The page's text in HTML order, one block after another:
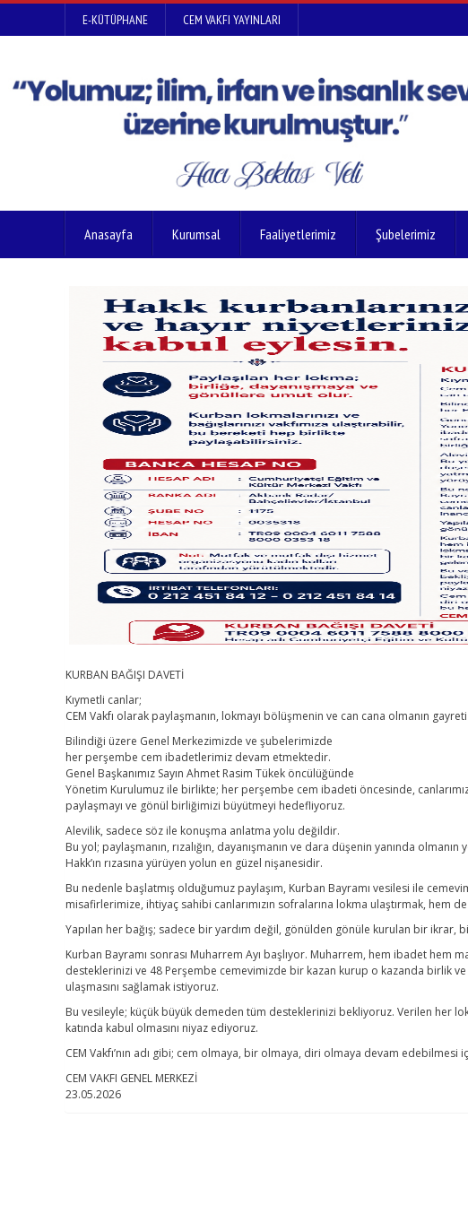
E-KÜTÜPHANE CEM VAKFI YAYINLARI
Anasayfa Kurumsal Faaliyetlerimiz Şubelerimiz
KURBAN BAĞIŞI DAVETİ
Kıymetli canlar;
CEM Vakfı olarak paylaşmanın, lokmayı bölüşmenin ve can cana olmanın
Bilindiği üzere Genel Merkezimizde ve şubelerimizde
her perşembe cem ibadetlerimiz devam etmektedir.
Genel Başkanımız Sayın Ahmet Rasim Tükek öncülüğünde
Yönetim Kurulumuz ile birlikte; her perşembe cem ibadeti öncesinde,
paylaşmayı ve gönül birliğimizi büyütmeyi hedefliyoruz.
Alevilik, sadece söz ile konuşma anlatma yolu değildir.
Bu yol; paylaşmanın, rızalığın, dayanışmanın ve dara düşenin yanında
Hakk’ın rızasına yürüyen yolun en güzel nişanesidir.
Bu nedenle başlatmış olduğumuz paylaşım, Kurban Bayramı vesilesi ile
misafirlerimize, ihtiyaç sahibi canlarımızın sofralarına lokma ulaştırmak, hem
Yapılan her bağış; sadece bir yardım değil, gönülden gönüle kurulan bir ikrar,
Kurban Bayramı sonrası Muharrem Ayı başlıyor. Muharrem, hem ibadet hem
desteklerinizi ve 48 Perşembe cemevimizde bir kazan kurup o kazanda birlik
ulaşmasını sağlamak istiyoruz.
Bu vesileyle; küçük büyük demeden tüm desteklerinizi bekliyoruz. Verilen her
katında kabul olmasını niyaz ediyoruz.
CEM Vakfı’nın adı gibi; cem olmaya, bir olmaya, diri olmaya devam
CEM VAKFI GENEL MERKEZİ
23.05.2026